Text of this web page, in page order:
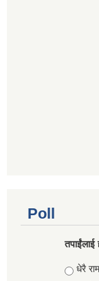
Poll
तपाईंलाई
धेरै